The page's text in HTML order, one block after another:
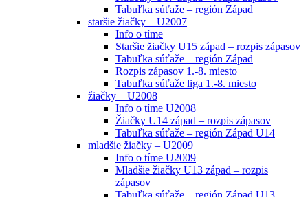
Tabuľka súťaže – región Západ
staršie žiačky – U2007
Info o tíme
Staršie žiačky U15 západ – rozpis zápasov
Tabuľka súťaže – región Západ
Rozpis zápasov 1.-8. miesto
Tabuľka súťaže liga 1.-8. miesto
žiačky – U2008
Info o tíme U2008
Žiačky U14 západ – rozpis zápasov
Tabuľka súťaže – región Západ U14
mladšie žiačky – U2009
Info o tíme U2009
Mladšie žiačky U13 západ – rozpis
zápasov
Tabuľka súťaže – región Západ U13